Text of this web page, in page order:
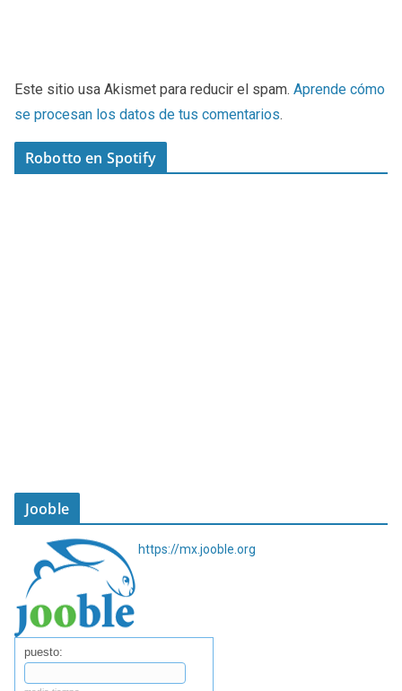
Este sitio usa Akismet para reducir el spam. Aprende cómo
se procesan los datos de tus comentarios.
Robotto en Spotify
Jooble
https://mx.jooble.org
puesto: